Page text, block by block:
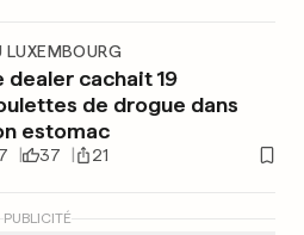
LUXEMBOURG
dealer cachait 19
de drogue dans
estomac
37 21
PUBLICITÉ